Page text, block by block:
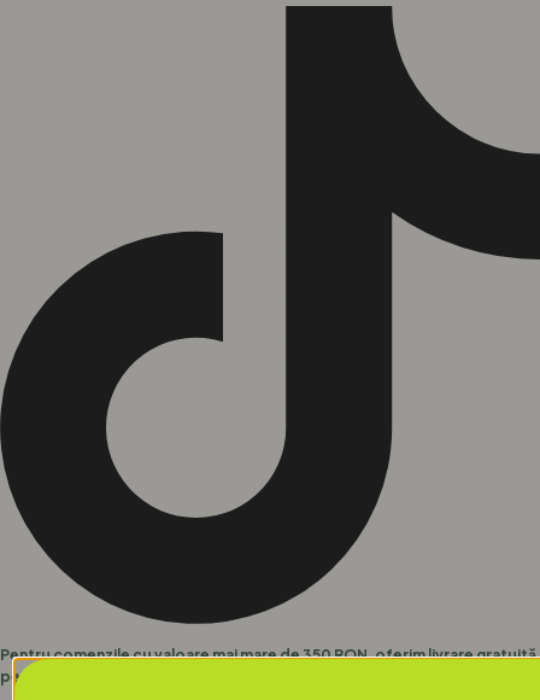
Pentru comenzile cu valoare mai mare de 350 RON, oferim livrare gratuită
pentru toate produsele noastre.